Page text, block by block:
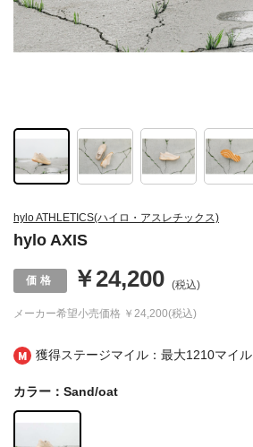
獲得ステージマイル：最大1210マイル
hylo ATHLETICS(ハイロ・アスレチックス)
hylo AXIS
メーカー希望小売価格 ￥24,200(税込)
￥24,200 (税込)
カラー：Sand/oat